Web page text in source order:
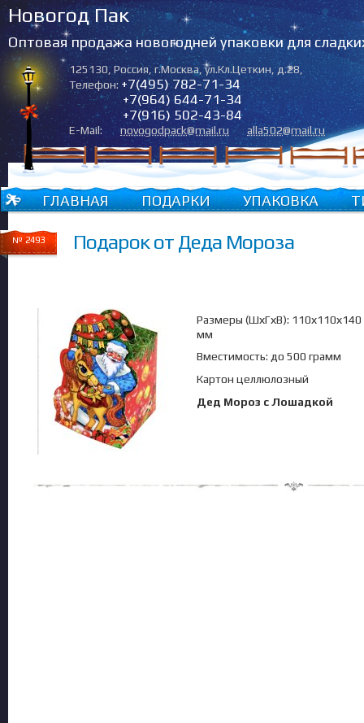
Новогод Пак
Оптовая продажа новогодней упаковки для
125130,Россия,г.Москва,ул.Кл.Цеткин, д.28
Телефон: +7(495) 782-71-34
+7(964) 644-71-34
+7(916) 502-43-84
E-Mail: novogodpack@mail.ru alla502@mail.ru
ГЛАВНАЯ ПОДАРКИ УПАКОВКА
№ 2493 Подарок от Деда Мороза
Размеры (ШхГхВ): 110х110х140
мм
Вместимость: до 500 грамм
Картон целлюлозный
Дед Мороз с Лошадкой